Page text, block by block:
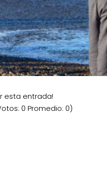
esta entrada!
0 Promedio: 0)